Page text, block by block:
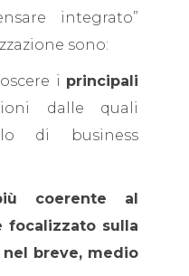
integrato”
sono:
i principali
dalle quali
di business
coerente al
focalizzato sulla
breve, medio